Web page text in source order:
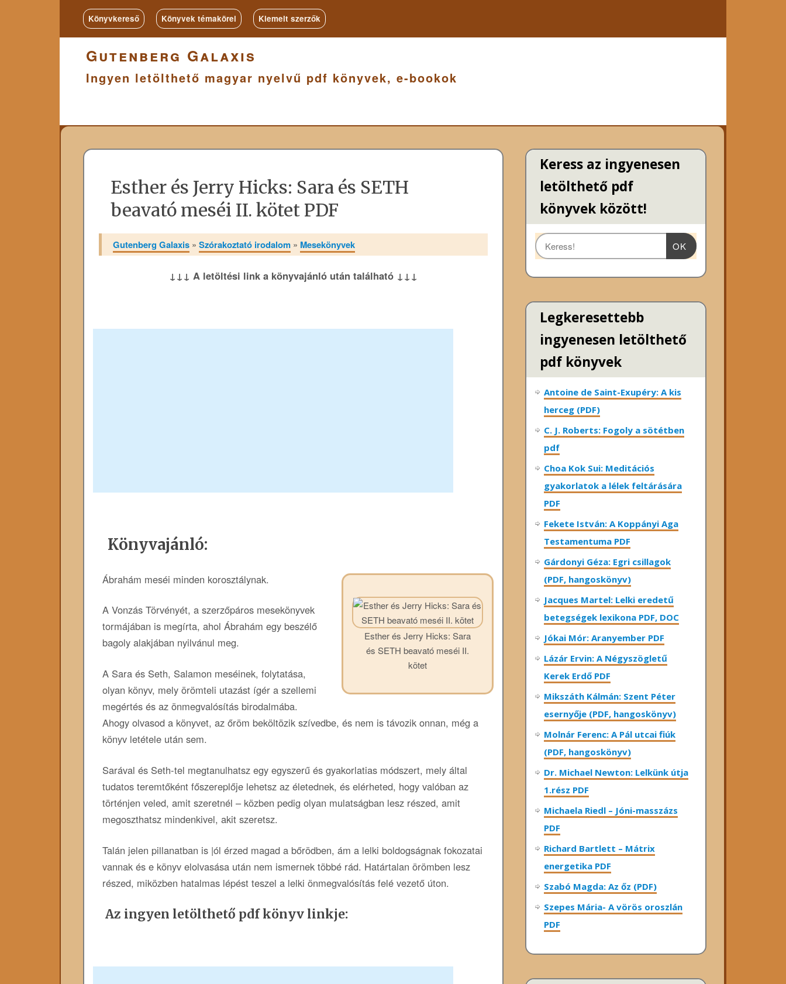
Könyvkereső Könyvek témakörei Kiemelt szerzők
Gutenberg Galaxis
Ingyen letölthető magyar nyelvű pdf könyvek, e-bookok
Esther és Jerry Hicks: Sara és SETH
beavató meséi II. kötet PDF
Gutenberg Galaxis »Szórakoztató irodalom » Mesekönyvek
↓↓↓ A letöltési link a könyvajánló után található ↓↓↓
Könyvajánló:
Esther és Jerry Hicks: Sara
és SETH beavató meséi II.
kötet
Ábrahám meséi minden korosztálynak.
A Vonzás Törvényét, a szerzőpáros mesekönyvek
tormájában is megírta, ahol Ábrahám egy beszélő
bagoly alakjában nyilvánul meg.
A Sara és Seth, Salamon meséinek, folytatása,
olyan könyv, mely örömteli utazást ígér a szellemi
megértés és az önmegvalósítás birodalmába.
Ahogy olvasod a könyvet, az őröm beköltözik szívedbe, és nem is távozik onnan, még a
könyv letétele után sem.
Sarával és Seth-tel megtanulhatsz egy egyszerű és gyakorlatias módszert, mely által
tudatos teremtőként főszereplője lehetsz az életednek, és elérheted, hogy valóban az
történjen veled, amit szeretnél – közben pedig olyan mulatságban lesz részed, amit
megoszthatsz mindenkivel, akit szeretsz.
Talán jelen pillanatban is |ól érzed magad a bőrödben, ám a lelki boldogságnak fokozatai
vannak és e könyv elolvasása után nem ismernek többé rád. Határtalan örömben lesz
részed, miközben hatalmas lépést teszel a lelki önmegvalósítás felé vezető úton.
Az ingyen letölthető pdf könyv linkje:
Keress az ingyenesen
letölthető pdf
könyvek között!
OK
Legkeresettebb
ingyenesen letölthető
pdf könyvek
Antoine de Saint-Exupéry: A kis
herceg (PDF)
C. J. Roberts: Fogoly a sötétben
pdf
Choa Kok Sui: Meditációs
gyakorlatok a lélek feltárására
PDF
Fekete István: A Koppányi Aga
Testamentuma PDF
Gárdonyi Géza: Egri csillagok
(PDF, hangoskönyv)
Jacques Martel: Lelki eredetű
betegségek lexikona PDF, DOC
Jókai Mór: Aranyember PDF
Lázár Ervin: A Négyszögletű
Kerek Erdő PDF
Mikszáth Kálmán: Szent Péter
esernyője (PDF, hangoskönyv)
Molnár Ferenc: A Pál utcai fiúk
(PDF, hangoskönyv)
Dr. Michael Newton: Lelkünk útja
1.rész PDF
Michaela Riedl – Jóni-masszázs
PDF
Richard Bartlett – Mátrix
energetika PDF
Szabó Magda: Az őz (PDF)
Szepes Mária- A vörös oroszlán
PDF